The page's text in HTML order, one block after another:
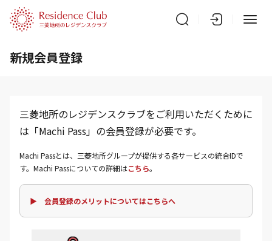
新規会員登録
三菱地所のレジデンスクラブをご利用いただくために
は「Machi Pass」の会員登録が必要です。
Machi Passとは、三菱地所グループが提供する各サービスの統合IDで
す。Machi Passについての詳細はこちら。
▶ 会員登録のメリットについてはこちらへ